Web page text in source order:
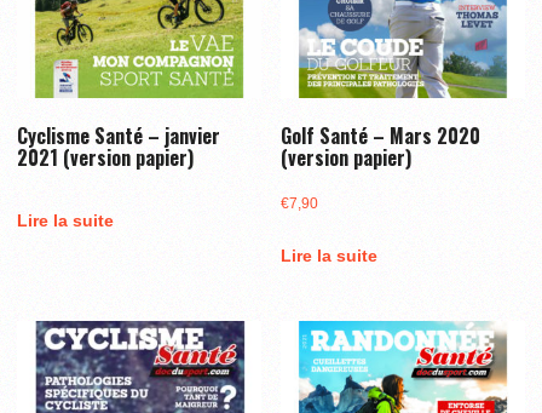
Cyclisme Santé – janvier
2021 (version papier)
Lire la suite
Golf Santé – Mars 2020
(version papier)
€7,90
Lire la suite